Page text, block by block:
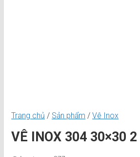
Trang chủ / Sản phẩm / Vê Inox
VÊ INOX 304 30×30